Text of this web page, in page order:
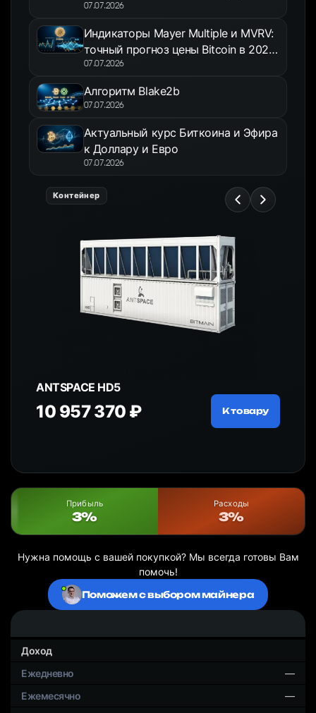
OKX Jumpstart в 2026 году
07.07.2026
Индикаторы Mayer Multiple и MVRV:
точный прогноз цены Bitcoin в 2026
году
07.07.2026
Алгоритм Blake2b
07.07.2026
Актуальный курс Биткоина и Эфира
к Доллару и Евро
07.07.2026
Контейнер
ANTSPACE HD5
10 957 370 ₽ К товару
Прибыль
3%
Расходы
3%
Нужна помощь с вашей покупкой? Мы всегда готовы Вам
помочь!
Поможем с выбором майнера
Доход
—
—